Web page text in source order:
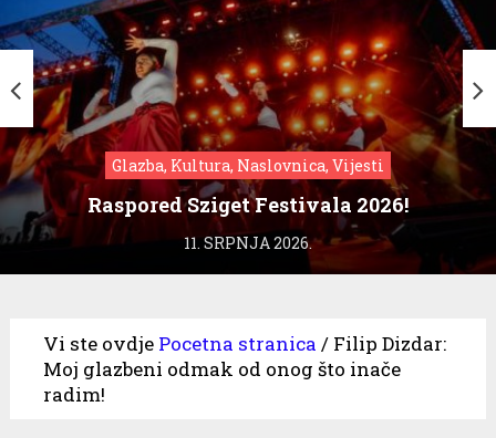
Glazba, Kultura, Naslovnica, Vijesti
Raspored Sziget Festivala 2026!
11. SRPNJA 2026.
Vi ste ovdje Pocetna stranica / Filip Dizdar:
Moj glazbeni odmak od onog što inače
radim!